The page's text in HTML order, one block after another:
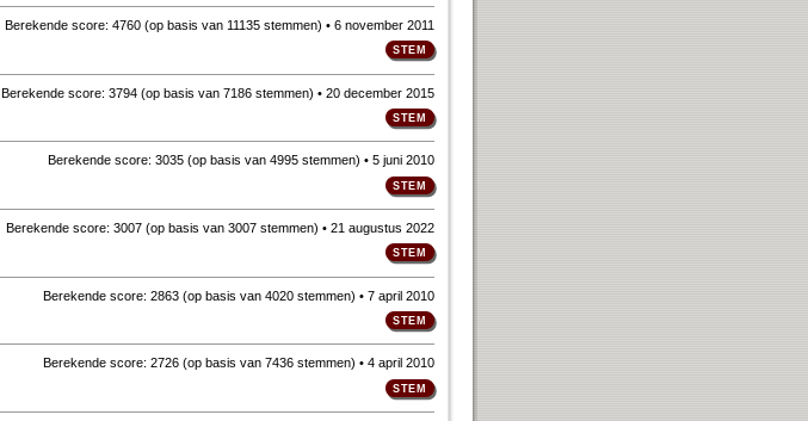
Berekende score: 4760(op basis van 11135 stemmen) • 6 november 2011
Berekende score: 3794(op basis van 7186 stemmen) • 20 december 2015
Berekende score: 3035(op basis van 4995 stemmen) • 5 juni 2010
Berekende score: 3007(op basis van 3007 stemmen) • 21 augustus 2022
Berekende score: 2863(op basis van 4020 stemmen) • 7 april 2010
Berekende score: 2726(op basis van 7436 stemmen) • 4 april 2010